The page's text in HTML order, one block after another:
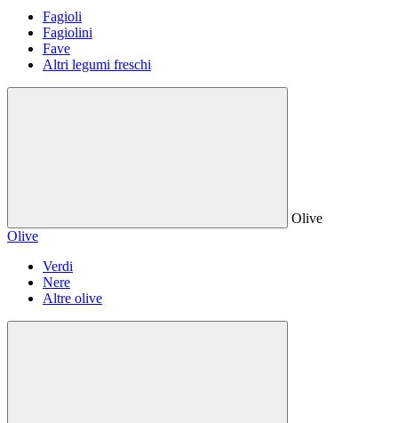
Fagioli
Fagiolini
Fave
Altri legumi freschi
Olive
Olive
Verdi
Nere
Altre olive